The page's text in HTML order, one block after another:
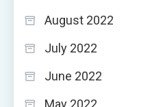
August 2022
July 2022
June 2022
May 2022